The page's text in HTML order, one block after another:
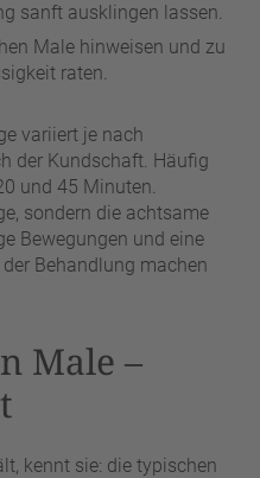
sanft ausklingen lassen.
Male hinweisen und zu
raten.
variiert je nach
der Kundschaft. Häufig
und 45 Minuten.
sondern die achtsame
Bewegungen und eine
Behandlung machen
Male –
kennt sie: die typischen